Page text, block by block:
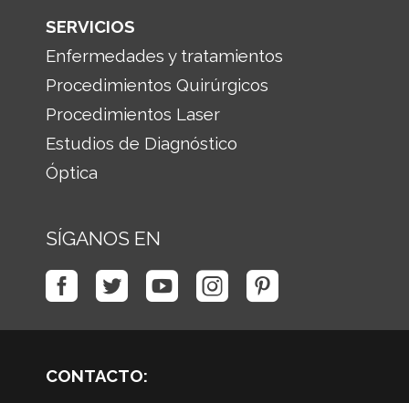
SERVICIOS
Enfermedades y tratamientos
Procedimientos Quirúrgicos
Procedimientos Laser
Estudios de Diagnóstico
Óptica
SÍGANOS EN
CONTACTO: